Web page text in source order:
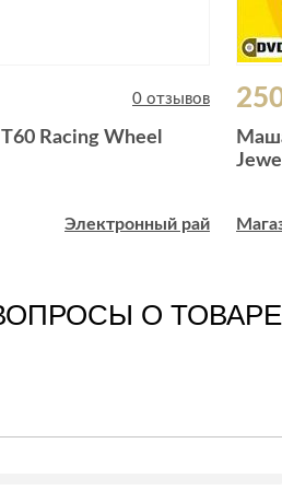
0 отзывов
Racing Wheel
Электронный рай
О ТОВАРЕ